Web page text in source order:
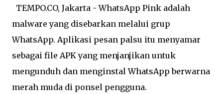
TEMPO.CO, Jakarta - WhatsApp Pink adalah
malware yang disebarkan melalui grup
WhatsApp. Aplikasi pesan palsu itu menyamar
sebagai file APK yang menjanjikan untuk
mengunduh dan menginstal WhatsApp berwarna
merah muda di ponsel pengguna.